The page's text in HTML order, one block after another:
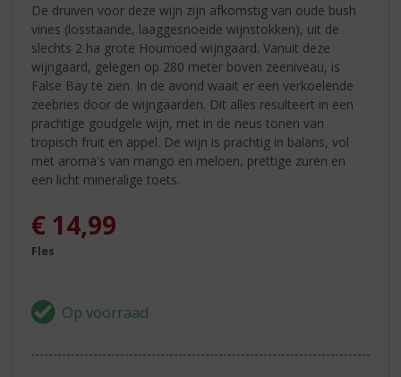
De druiven voor deze wijn zijn afkomstig van oude bush
vines (losstaande, laaggesnoeide wijnstokken), uit de
slechts 2 ha grote Houmoed wijngaard. Vanuit deze
wijngaard, gelegen op 280 meter boven zeeniveau, is
False Bay te zien. In de avond waait er een verkoelende
zeebries door de wijngaarden. Dit alles resulteert in een
prachtige goudgele wijn, met in de neus tonen van
tropisch fruit en appel. De wijn is prachtig in balans, vol
met aroma's van mango en meloen, prettige zuren en
een licht mineralige toets.
€ 14,99
Fles